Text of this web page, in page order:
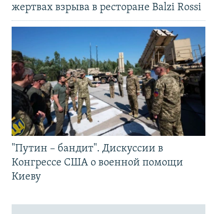
жертвах взрыва в ресторане Balzi Rossi
"Путин – бандит". Дискуссии в
Конгрессе США о военной помощи
Киеву